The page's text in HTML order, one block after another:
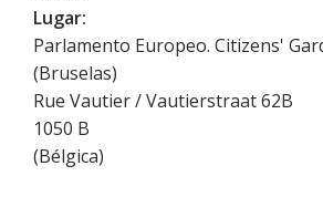
Lugar:
Parlamento Europeo. Citizens'
(Bruselas)
Rue Vautier / Vautierstraat 62B
1050 B
(Bélgica)